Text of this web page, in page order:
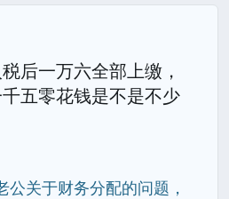
后一万六全部上缴，
五零花钱是不是不少
公关于财务分配的问题，